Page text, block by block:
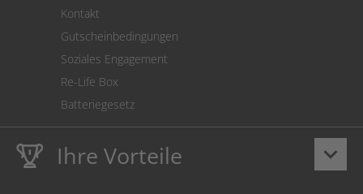
Kontakt
Gutscheinbedingungen
Soziales Engagement
Re-Life Box
Batteriegesetz
keyboard_arrow_down
Ihre Vorteile